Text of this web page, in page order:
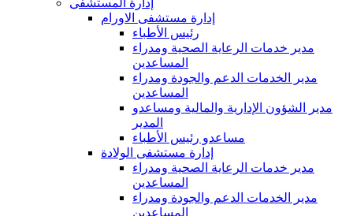
إدارة مستشفى الاورام
رئيس الأطباء
مدير خدمات الرعاية الصحية ومدراء
المساعدين
مدير الخدمات الدعم والجودة ومدراء
المساعدين
مدير الشؤون الإدارية والمالية ومساعدو
المدير
مساعدو رئيس الأطباء
إدارة مستشفى الولادة
مدير خدمات الرعاية الصحية ومدراء
المساعدين
مدير الخدمات الدعم والجودة ومدراء
المساعدين